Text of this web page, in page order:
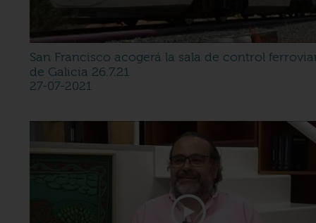
San Francisco acogerá la sala de control
de Galicia 26.7.21
27-07-2021